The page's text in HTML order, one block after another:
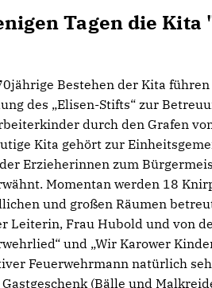
Tagen die Kita
Bestehen der Kita
des „Elisen-Stifts“ zur
durch den Grafen
Kita gehört zur
Erzieherinnen zum
Momentan werden 18
und großen Räumen
Leiterin, Frau Hubold und von
und „Wir Karower
Feuerwehrmann natürlich
(Bälle und